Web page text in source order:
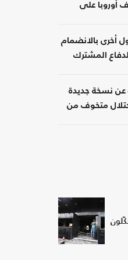
على
أخرى بالانضمام
المشترك
عن نسخة جديدة
متخوف من